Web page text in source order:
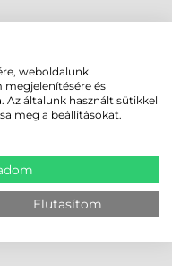
weboldalunk
megjelenítésére és
Az általunk használt sütikkel
meg a beállításokat.
Elutasítom